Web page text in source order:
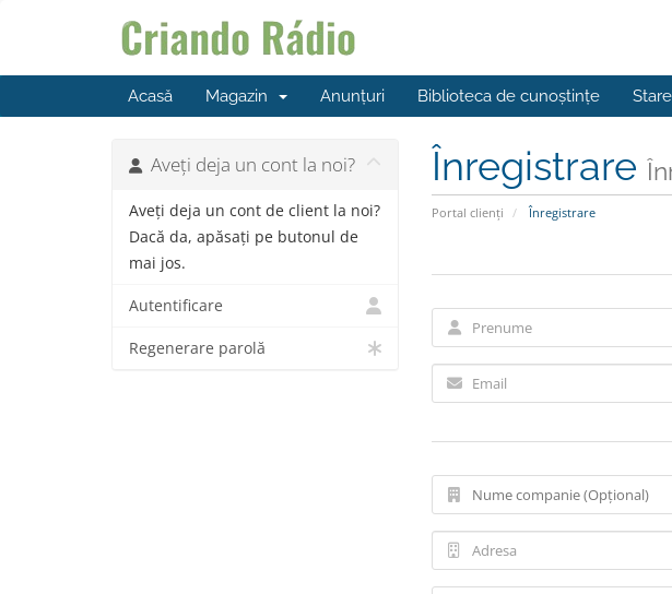
Acasă Magazin Anunțuri Biblioteca de cunoștințe
Înregistrare
Portal clienți Înregistrare
Aveți deja un cont la noi?
Aveți deja un cont de client la noi?
Dacă da, apăsați pe butonul de
mai jos.
Autentificare
Regenerare parolă